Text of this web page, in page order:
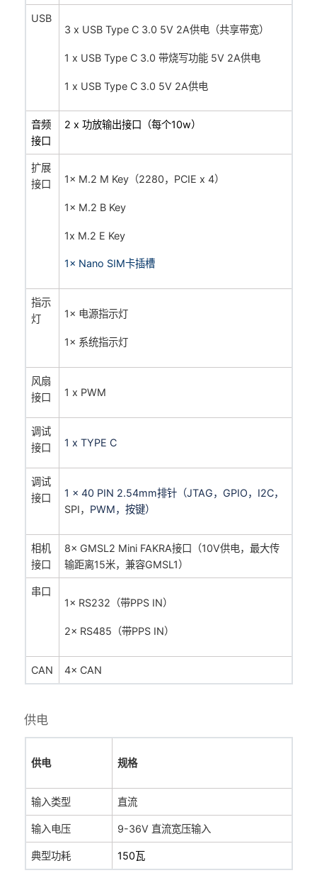
USB
3 x USB Type C 3.0 5V 2A供电（共享带宽）
1 x USB Type C 3.0 带烧写功能 5V 2A供电
1 x USB Type C 3.0 5V 2A供电
音频
接口
2 x 功放输出接口（每个10w）
扩展
接口
1× M.2 M Key（2280，PCIE x 4）
1× M.2 B Key
1x M.2 E Key
1× Nano SIM卡插槽
指示
灯
1× 电源指示灯
1× 系统指示灯
风扇
接口
1 x PWM
调试
接口
1 x TYPE C
调试
接口
1 x 40 PIN 2.54mm排针（JTAG， GPIO， I2C，
SPI， PWM， 按键）
相机
接口
8× GMSL2 Mini FAKRA接口（10V供电，最大传
输距离15米，兼容GMSL1）
串口
1× RS232（带PPS IN）
2× RS485（带PPS IN）
CAN 4× CAN
供电
供电 规格
输入类型 直流
输入电压 9-36V 直流宽压输入
典型功耗 150瓦